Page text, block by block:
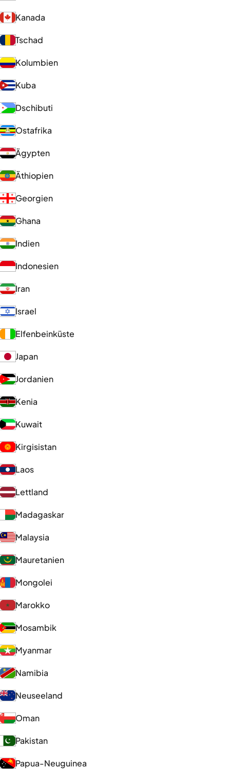
Kanada
Tschad
Kolumbien
Kuba
Dschibuti
Ostafrika
Ägypten
Äthiopien
Georgien
Ghana
Indien
Indonesien
Iran
Israel
Elfenbeinküste
Japan
Jordanien
Kenia
Kuwait
Kirgisistan
Laos
Lettland
Madagaskar
Malaysia
Mauretanien
Mongolei
Marokko
Mosambik
Myanmar
Namibia
Neuseeland
Oman
Pakistan
Papua-Neuguinea